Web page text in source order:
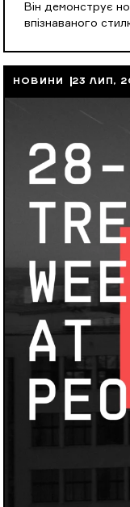
Він демонструє
впізнаваного
НОВИНИ 23 ЛИП,